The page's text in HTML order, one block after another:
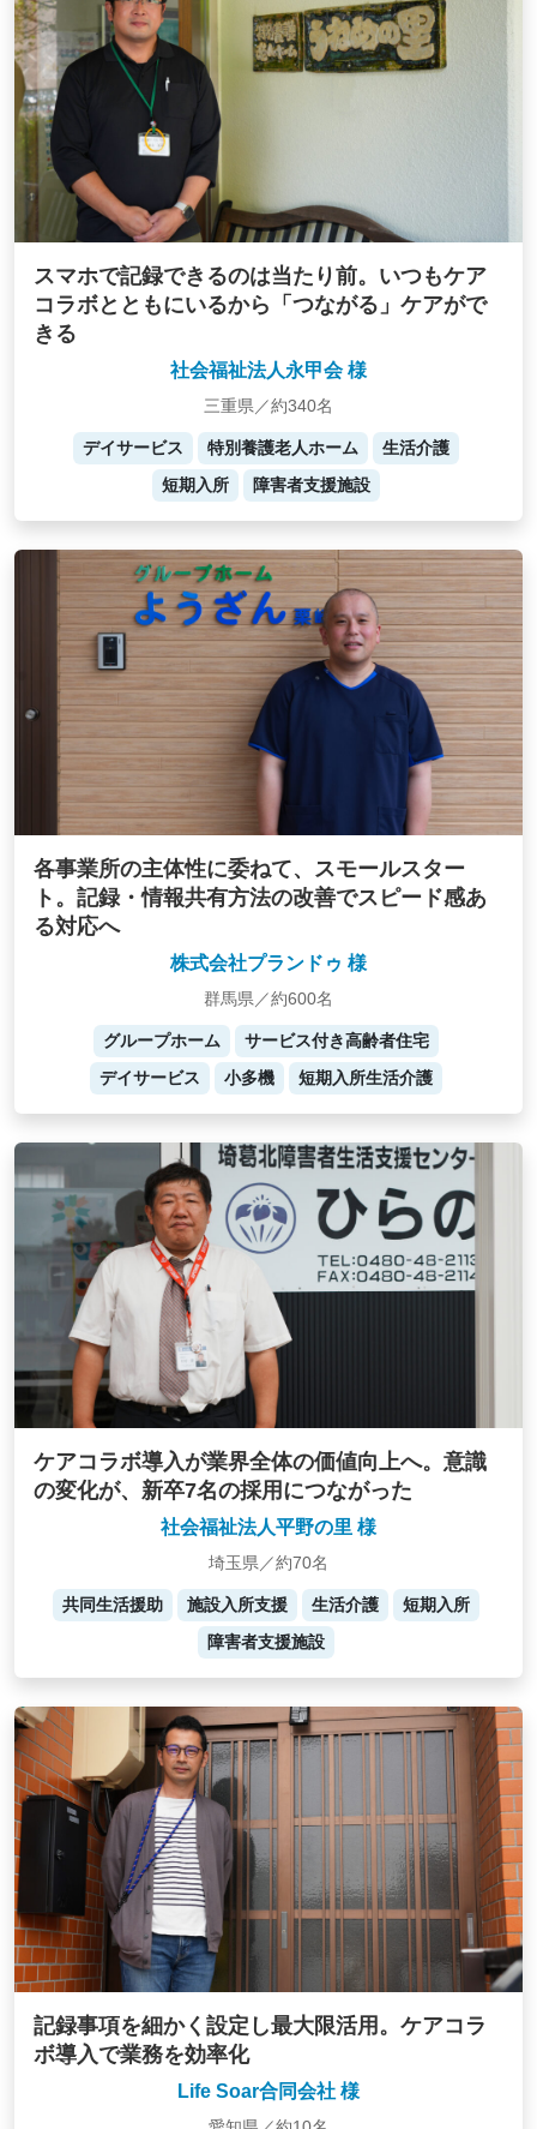
スマホで記録できるのは当たり前。いつもケア
コラボとともにいるから「つながる」ケアがで
きる
社会福祉法人永甲会 様
三重県／約340名
デイサービス 特別養護老人ホーム
生活介護
短期入所
障害者支援施設
各事業所の主体性に委ねて、スモールスター
ト。記録・情報共有方法の改善でスピード感あ
る対応へ
株式会社プランドゥ 様
群馬県／約600名
グループホーム
サービス付き高齢者住宅
デイサービス
小多機 短期入所生活介護
ケアコラボ導入が業界全体の価値向上へ。意識
の変化が、新卒7名の採用につながった
社会福祉法人平野の里 様
埼玉県／約70名
共同生活援助 施設入所支援 生活介護
短期入所
障害者支援施設
記録事項を細かく設定し最大限活用。ケアコラ
ボ導入で業務を効率化
Life Soar合同会社 様